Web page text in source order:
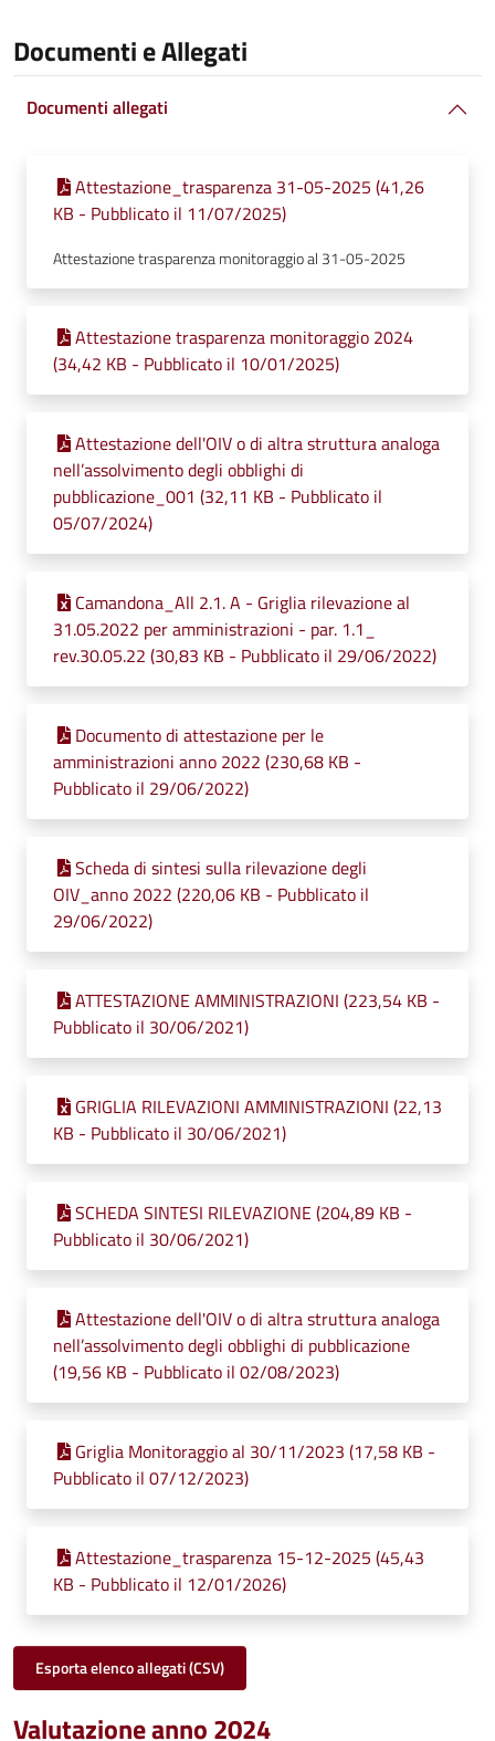
Documenti e Allegati
Documenti allegati
Attestazione_trasparenza 31-05-2025 (41,26
KB - Pubblicato il 11/07/2025)
Attestazione trasparenza monitoraggio al 31-05-2025
Attestazione trasparenza monitoraggio 2024
(34,42 KB - Pubblicato il 10/01/2025)
Attestazione dell'OIV o di altra struttura analoga
nell’assolvimento degli obblighi di
pubblicazione_001 (32,11 KB - Pubblicato il
05/07/2024)
Camandona_All 2.1. A - Griglia rilevazione al
31.05.2022 per amministrazioni - par. 1.1_
rev.30.05.22 (30,83 KB - Pubblicato il 29/06/2022)
Documento di attestazione per le
amministrazioni anno 2022 (230,68 KB -
Pubblicato il 29/06/2022)
Scheda di sintesi sulla rilevazione degli
OIV_anno 2022 (220,06 KB - Pubblicato il
29/06/2022)
ATTESTAZIONE AMMINISTRAZIONI (223,54 KB -
Pubblicato il 30/06/2021)
GRIGLIA RILEVAZIONI AMMINISTRAZIONI (22,13
KB - Pubblicato il 30/06/2021)
SCHEDA SINTESI RILEVAZIONE (204,89 KB -
Pubblicato il 30/06/2021)
Attestazione dell'OIV o di altra struttura analoga
nell’assolvimento degli obblighi di pubblicazione
(19,56 KB - Pubblicato il 02/08/2023)
Griglia Monitoraggio al 30/11/2023 (17,58 KB -
Pubblicato il 07/12/2023)
Attestazione_trasparenza 15-12-2025 (45,43
KB - Pubblicato il 12/01/2026)
Esporta elenco allegati (CSV)
Valutazione anno 2024